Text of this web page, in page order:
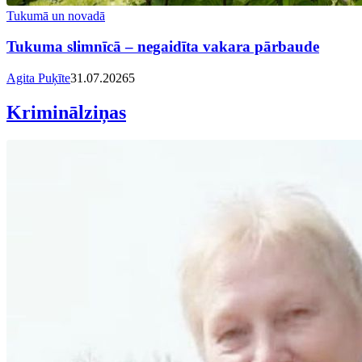
Tukumā un novadā
Tukuma slimnīcā – negaidīta vakara pārbaude
Agita Puķīte31.07.20265
Kriminālziņas